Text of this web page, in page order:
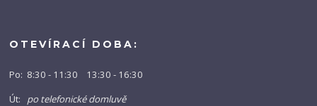
OTEVÍRACÍ DOBA:
Po: 8:30 - 11:30 13:30 - 16:30
Út: po telefonické domluvě